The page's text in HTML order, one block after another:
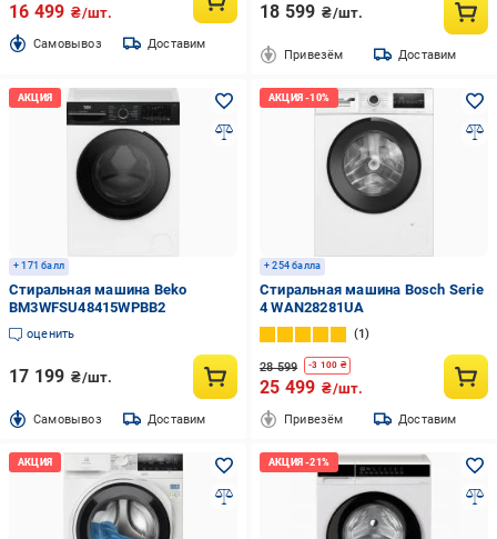
16 499 ₴/шт.
Cамовывоз Доставим
18 599 ₴/шт.
Привезём Доставим
+ 171 балл
Стиральная машина Beko
BM3WFSU48415WPBB2
оценить
17 199 ₴/шт.
Cамовывоз Доставим
+ 254 балла
Стиральная машина Bosch Serie
4 WAN28281UA
1
28 599 -3 100 ₴
25 499 ₴/шт.
Привезём Доставим